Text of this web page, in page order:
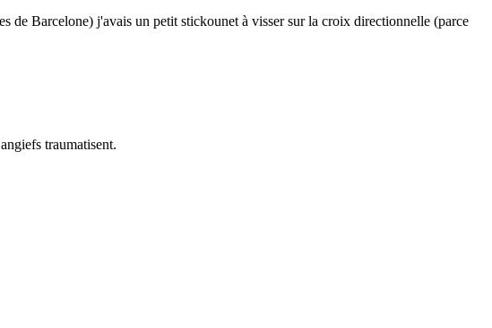
de Barcelone) j'avais un petit stickounet à visser sur la croix directionnelle (parce
traumatisent.